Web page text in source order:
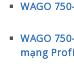
WAGO
WAGO
mạng